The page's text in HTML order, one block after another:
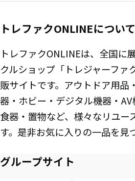
トレファクONLINEについて
トレファクONLINEは、全国に
クルショップ「トレジャーファ
販サイトです。アウトドア用品
器・ホビー・デジタル機器・AV
食器・置物など、様々なリユー
す。是非お気に入りの一品を見
グループサイト